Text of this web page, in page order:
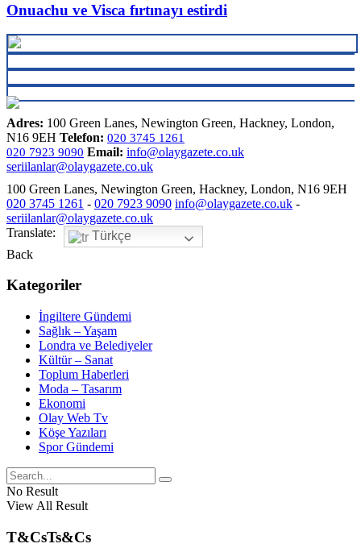
Onuachu ve Visca fırtınayı estirdi
Adres: 100 Green Lanes, Newington Green, Hackney, London,
N16 9EH Telefon: 020 3745 1261
020 7923 9090 Email: info@olaygazete.co.uk
seriilanlar@olaygazete.co.uk
100 Green Lanes, Newington Green, Hackney, London, N16 9EH
020 3745 1261 - 020 7923 9090 info@olaygazete.co.uk -
seriilanlar@olaygazete.co.uk
Translate:
Türkçe
Back
Kategoriler
İngiltere Gündemi
Sağlık – Yaşam
Londra ve Belediyeler
Kültür – Sanat
Toplum Haberleri
Moda – Tasarım
Ekonomi
Olay Web Tv
Köşe Yazıları
Spor Gündemi
No Result
View All Result
T&CsTs&Cs